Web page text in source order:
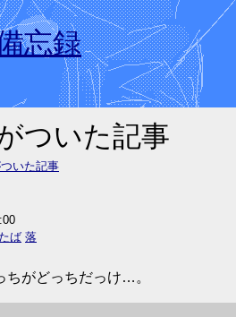
忘録
ついた記事
いた記事
ば 落
ちがどっちだっけ…。